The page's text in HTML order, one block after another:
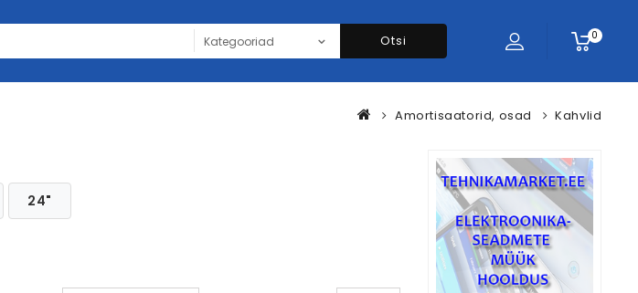
0
Otsi
Amortisaatorid, osad Kahvlid
24"